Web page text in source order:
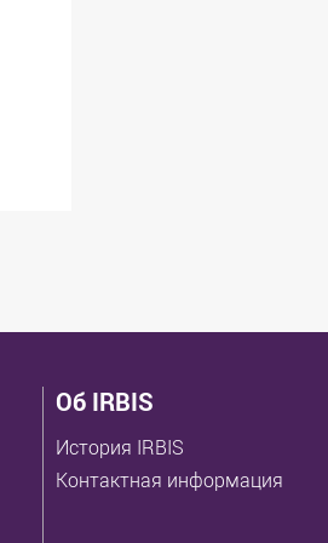
Об IRBIS
История IRBIS
Контактная информация